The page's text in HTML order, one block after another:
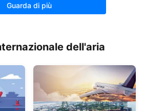
Guarda di più
dell'aria